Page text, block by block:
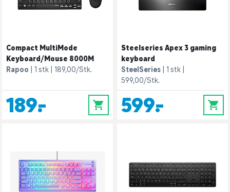
Compact MultiMode
Keyboard/Mouse 8000M
Rapoo
1 stk 189,00/Stk.
189,- 0
Steelseries Apex 3 gaming
keyboard
SteelSeries
1 stk
599,00/Stk.
599,- 0